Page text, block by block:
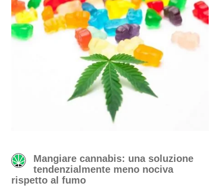
Mangiare cannabis: una soluzione
tendenzialmente meno nociva
rispetto al fumo